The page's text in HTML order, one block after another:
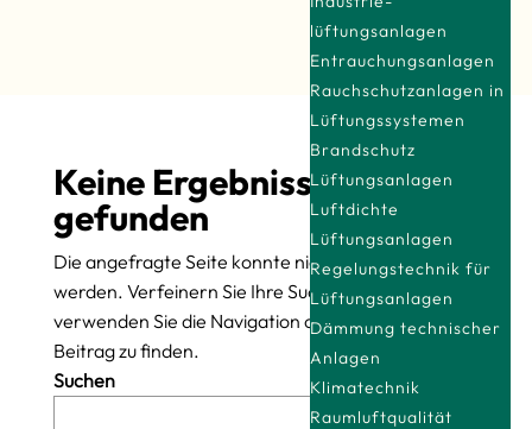
lüftungsanlagen
Entrauchungsanlagen
Rauchschutzanlagen in
Lüftungssystemen
Brandschutz
Lüftungsanlagen
Luftdichte
Lüftungsanlagen
Regelungstechnik für
Lüftungsanlagen
Dämmung technischer
Anlagen
Klimatechnik
Raumluftqualität
Keine Ergebnisse
gefunden
Die angefragte Seite konnte nicht gefunden
werden. Verfeinern Sie Ihre Suche oder
verwenden Sie die Navigation oben, um den
Beitrag zu finden.
Suchen
Suchen